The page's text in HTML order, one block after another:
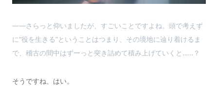
――さらっと仰いましたが、すごいことですよね。頭で考えず
に“役を生きる”ということはつまり、その境地に辿り着けるま
で、稽古の間中はずーっと突き詰めて積み上げていくと……？
そうですね、はい。